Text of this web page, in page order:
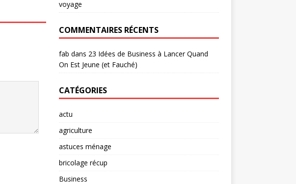
voyage
COMMENTAIRES RÉCENTS
fab dans 23 Idées de Business à Lancer Quand
On Est Jeune (et Fauché)
CATÉGORIES
actu
agriculture
astuces ménage
bricolage récup
Business